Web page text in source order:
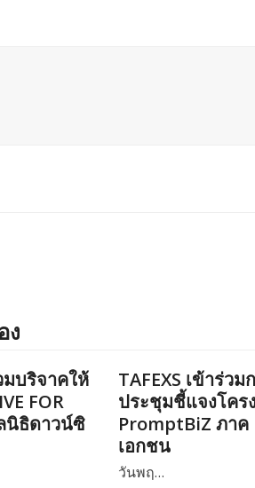
ง
มบริจาคให้
FOR
นิธิดาวน์ซิ
TAFEXS เข้าร่วม
ประชุมชี้แจงโคร
PromptBiZ ภาค
เอกชน
วันพฤ…